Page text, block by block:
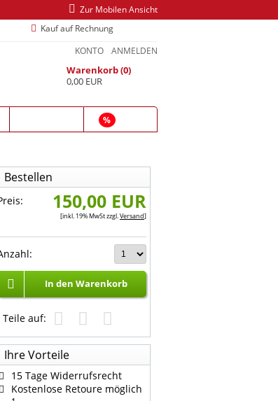
Zur Mobilen Ansicht
Kauf auf Rechnung
ANMELDEN
KONTO
Warenkorb (0)
0,00 EUR
%
Bestellen
150,00 EUR
[inkl. 19% MwSt zzgl.Versand]
In den Warenkorb
Teile auf:
Ihre Vorteile
15 Tage Widerrufsrecht
Kostenlose Retoure möglich